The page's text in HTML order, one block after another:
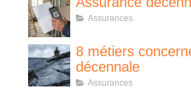
Assurances
8 métiers
décennale
Assurances